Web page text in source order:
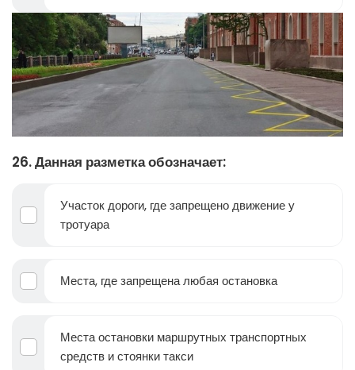
26. Данная разметка обозначает:
Участок дороги, где запрещено движение у
тротуара
Места, где запрещена любая остановка
Места остановки маршрутных транспортных
средств и стоянки такси